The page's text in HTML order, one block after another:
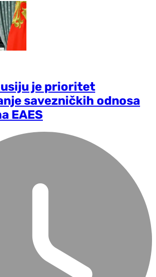
je prioritet
savezničkih odnosa
EAES